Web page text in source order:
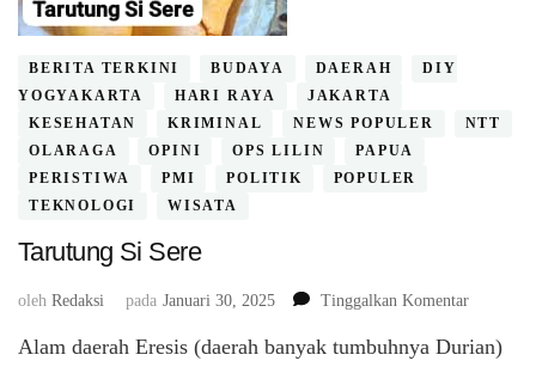
BERITA TERKINI BUDAYA DAERAH
DIY
YOGYAKARTA
HARI RAYA
JAKARTA
KESEHATAN
KRIMINAL NEWS POPULER
NTT
OLARAGA
OPINI OPS LILIN
PAPUA
PERISTIWA
PMI POLITIK
POPULER
TEKNOLOGI
WISATA
Tarutung Si Sere
oleh Redaksi pada Januari 30, 2025 Tinggalkan Komentarpada
Si
Alam daerah Eresis (daerah banyak tumbuhnya Durian)